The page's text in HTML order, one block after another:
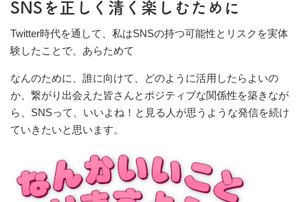
SNSを正しく清く楽しむために
Twitter時代を通して、私はSNSの持つ可能性とリスクを実体
験したことで、あらためて
なんのために、誰に向けて、どのように活用したらよいの
か、繋がり出会えた皆さんとポジティブな関係性を築きなが
ら、SNSって、いいよね！と見る人が思うような発信を続け
ていきたいと思います。